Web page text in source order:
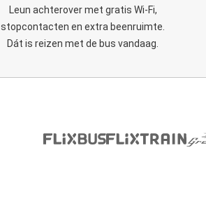
Leun achterover met gratis Wi-Fi,
stopcontacten en extra beenruimte.
Dát is reizen met de bus vandaag.